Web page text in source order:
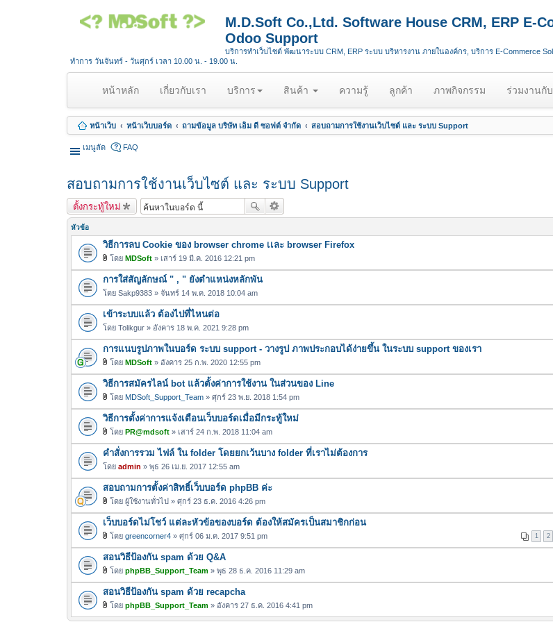
M.D.Soft Co.,Ltd. Software House CRM, ERP E-
Odoo Support
บริการทำเว็บไซต์ พัฒนาระบบ CRM, ERP ระบบ บริหารงาน ภายในองค์กร, บริการ E-Commerce
ทำการ วันจันทร์ - วันศุกร์ เวลา 10.00 น. - 19.00 น.
หน้าหลัก(
u
r
t
)
เกี่ยวกับเรา บริการ สินค้า ความรู้ ลูกค้า ภาพกิจกรรม ร่วมงานกับ
หน้าเว็บ หน้าเว็บบอร์ด ถามข้อมูล บริษัท เอ็ม ดี ซอฟต์ จำกัด สอบถามการใช้งานเว็บไซต์ และ ระบบ Support
เมนูลัด FAQ
สอบถามการใช้งานเว็บไซต์ และ ระบบ Support
ตั้งกระทู้ใหม่
หัวข้อ
วิธีการลบ Cookie ของ browser chrome เเละ browser Firefox
ฟ
ล์
แ
น
บ
โดย MDSoft » เสาร์ 19 มี.ค. 2016 12:21 pm
การใส่สัญลักษณ์ " , " ยังตำแหน่งหลักพัน
โดย Sakp9383 » จันทร์ 14 พ.ค. 2018 10:04 am
เข้าระบบแล้ว ต้องไปที่ไหนต่อ
โดย Tolikgur » อังคาร 18 พ.ค. 2021 9:28 pm
การแนบรูปภาพในบอร์ด ระบบ support - วางรูป ภาพประกอบได้ง่ายขึ้น ในระบบ support ของเรา
ฟ
ล์
แ
น
บ
โดย MDSoft » อังคาร 25 ก.พ. 2020 12:55 pm
วิธีการสมัครไลน์ bot แล้วตั้งค่าการใช้งาน ในส่วนของ Line
ฟ
ล์
แ
น
บ
โดย MDSoft_Support_Team » ศุกร์ 23 พ.ย. 2018 1:54 pm
วิธีการตั้งค่าการแจ้งเตือนเว็บบอร์ดเมื่อมีกระทู้ใหม่
ฟ
ล์
แ
น
บ
โดย PR@mdsoft » เสาร์ 24 ก.พ. 2018 11:04 am
คำสั่งการรวม ไฟล์ ใน folder โดยยกเว้นบาง folder ที่เราไม่ต้องการ
โดย admin » พุธ 26 เม.ย. 2017 12:55 am
สอบถามการตั้งค่าสิทธิ์เว็บบอร์ด phpBB ค่ะ
ฟ
ล์
แ
น
บ
โดย ผู้ใช้งานทั่วไป » ศุกร์ 23 ธ.ค. 2016 4:26 pm
เว็บบอร์ดไม่โชว์ แต่ละหัวข้อของบอร์ด ต้องให้สมัครเป็นสมาชิกก่อน
1 2
ฟ
ล์
แ
น
บ
โดย greencorner4 » ศุกร์ 06 ม.ค. 2017 9:51 pm
สอนวิธีป้องกัน spam ด้วย Q&A
ฟ
ล์
แ
โดย phpBB_Support_Team » พุธ 28 ธ.ค. 2016 11:29 am
สอนวิธีป้องกัน spam ด้วย recapcha
โดย phpBB_Support_Team » อังคาร 27 ธ.ค. 2016 4:41 pm